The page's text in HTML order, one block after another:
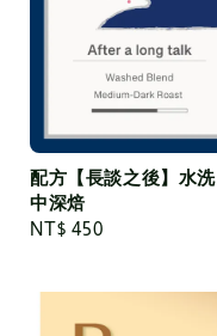
配方【長談之後】水洗
中深焙
Regular
NT$ 450